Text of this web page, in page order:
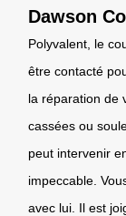
Dawson
Polyvalent, le
être contacté
la réparation de
cassées ou
peut intervenir
impeccable.
avec lui. Il est